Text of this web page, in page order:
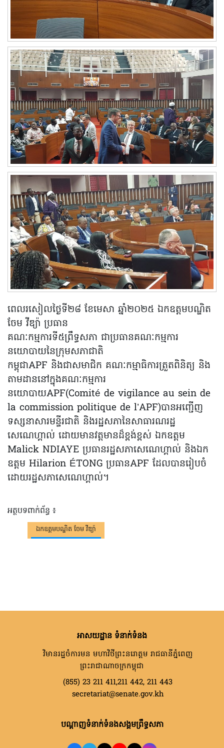
ពេលរសៀលថ្ងៃទី២៨ ខែមេសា ឆ្នាំ២០២៥ ឯកឧត្តមបណ្ឌិត
ចែម វីឌ្យ៉ា ប្រធាន
គណៈកម្មការទី៥ព្រឹទ្ធសភា ជាប្រធានគណៈកម្មការ
នយោបាយនៃក្រុមសភាជាតិ
កម្ពុជាAPF និងជាសមាជិក គណៈកម្មាធិការត្រួតពិនិត្យ និង
តាមដាននៅក្នុងគណៈកម្មការ
នយោបាយAPF(Comité de vigilance au sein de
la commission politique de l’APF)បានអញ្ជើញ
ទស្សនាសារមន្ទីរជាតិ និងរដ្ឋសភានៃសាធារណរដ្ឋ
សេណេហ្គាល់ ដោយមានវត្តមានដ៏ខ្ពង់ខ្ពស់ ឯកឧត្តម
Malick NDIAYE ប្រធានរដ្ឋសភាសេណេហ្គាល់ និងឯក
ឧត្តម Hilarion ÉTONG ប្រធានAPF ដែលបានរៀបចំ
ដោយរដ្ឋសភាសេណេហ្គាល់។
អត្ថបទពាក់ព័ន្ធ ៖
ឯកឧត្តមបណ្ឌិត ចែម វីឌ្យ៉ា
អាសយដ្ឋាន ទំនាក់ទំនង
វិមានរដ្ឋចំការមន មហាវិថីព្រះនរោត្តម រាជធានីភ្នំពេញ
ព្រះរាជាណាចក្រកម្ពុជា
(855) 23 211 411,211 442, 211 443
secretariat@senate.gov.kh
បណ្តាញទំនាក់ទំនងសង្គមព្រឹទ្ធសភា